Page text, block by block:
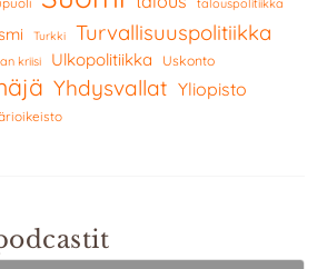
talouspolitiikka
Turkki Turvallisuuspolitiikka
kriisi Ulkopolitiikka Uskonto
Yhdysvallat Yliopisto